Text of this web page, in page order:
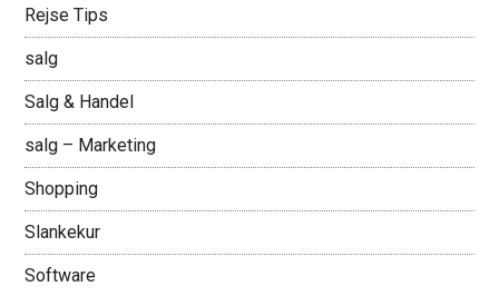
Rejse Tips
salg
Salg & Handel
salg – Marketing
Shopping
Slankekur
Software